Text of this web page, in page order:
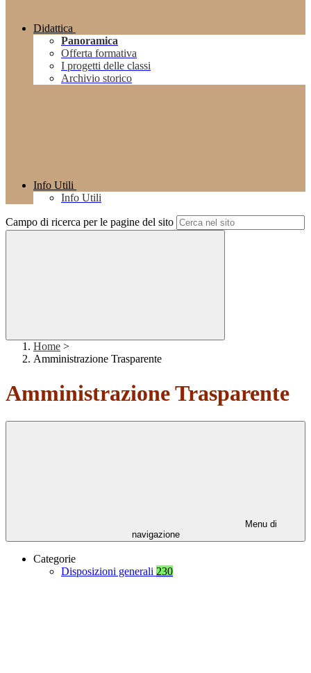
Didattica
Panoramica
Offerta formativa
I progetti delle classi
Archivio storico
Info Utili
Info Utili
Campo di ricerca per le pagine del sito
Home >
Amministrazione Trasparente
Amministrazione Trasparente
Menu di
navigazione
Categorie
Disposizioni generali 230